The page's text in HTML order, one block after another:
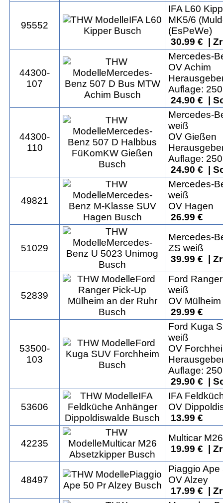
95552
IFA L60
MK5/6
(EsPeWe)
30.99 € |
44300-
107
Mercedes-
OV Achim
Auflage: 250
24.90 € |
44300-
110
Mercedes-
weiß
OV Gießen
Auflage: 250
24.90 € |
49821
Mercedes-
weiß
OV Hagen
26.99 €
51029
Mercedes-
ZS weiß
39.99 € |
52839
Ford
weiß
OV
29.99 €
53500-
103
Ford Kuga
weiß
OV
Auflage: 250
29.90 € |
53606
IFA
OV
13.99 €
42235
Multicar
19.99 € |
48497
Piaggio Ape
OV Alzey
17.99 € |